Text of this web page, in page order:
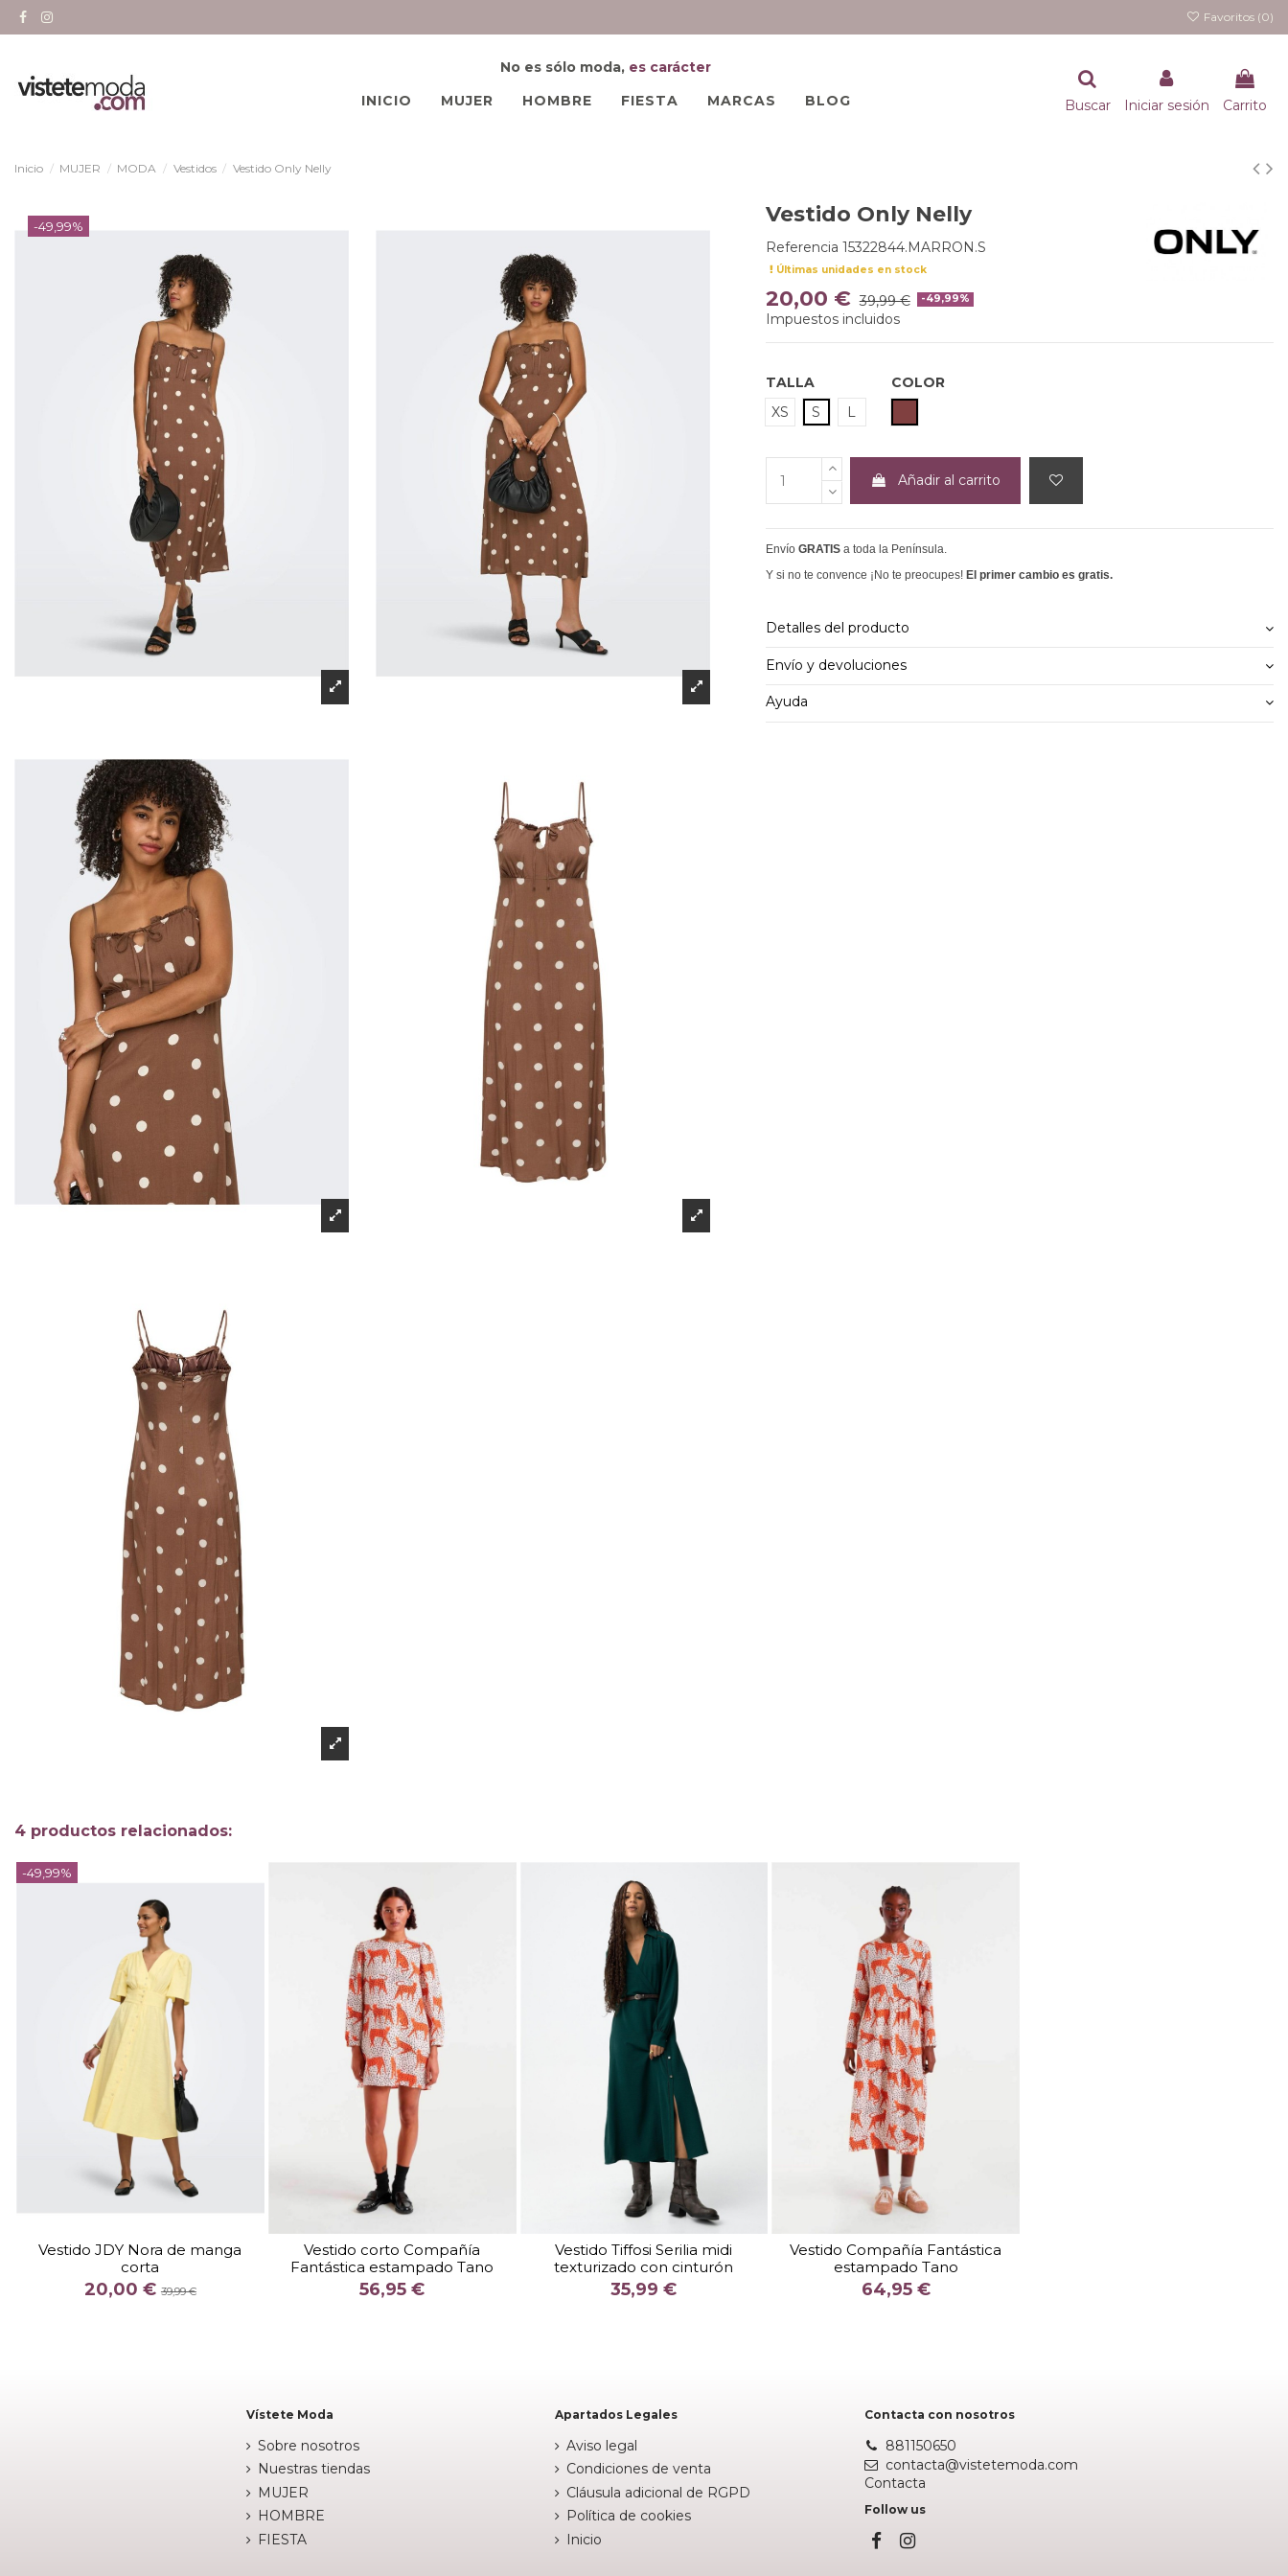
Favoritos (0)
No es sólo moda, es carácter
INICIO
MUJER HOMBRE FIESTA MARCAS BLOG Buscar Iniciar sesión Carrito
Inicio MUJER MODA Vestidos Vestido Only Nelly
-49,99% Vestido Only Nelly
Referencia 15322844.MARRON.S
Últimas unidades en stock
20,00 € 39,99 € -49,99%
Impuestos incluidos
TALLA
XS
S L
COLOR
Añadir al carrito
Envío GRATIS a toda la Península.
Y si no te convence ¡No te preocupes! El primer cambio es gratis.
Detalles del producto
Envío y devoluciones
Ayuda
4 productos relacionados:
-49,99%
Vestido JDY Nora de manga
corta
20,00 € 39,99 €
TALLA
COLOR
BEIGEAMARILLO
Vestido corto Compañía
Fantástica estampado Tano
56,95 €
TALLA
M
COLOR
BEIGE
Vestido Tiffosi Serilia midi
texturizado con cinturón
35,99 €
TALLA
S
XL
COLOR
VERDE
Vestido Compañía Fantástica
estampado Tano
64,95 €
TALLA
COLOR
Vístete Moda
Sobre nosotros
Nuestras tiendas
MUJER
HOMBRE
FIESTA
Apartados Legales
Aviso legal
Condiciones de venta
Cláusula adicional de RGPD
Política de cookies
Inicio
Contacta con nosotros
881150650
contacta@vistetemoda.com
Contacta
Follow us